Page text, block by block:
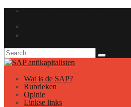
Wat is de SAP?
Rubrieken
Opinie
Linkse links